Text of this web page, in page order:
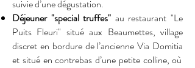
suivie d’une dégustation.
Déjeuner "special truffes" au restaurant "Le
Puits Fleuri" situé aux Beaumettes, village
discret en bordure de l’ancienneVia Domitia
et situé en contrebas d’une petite colline, où